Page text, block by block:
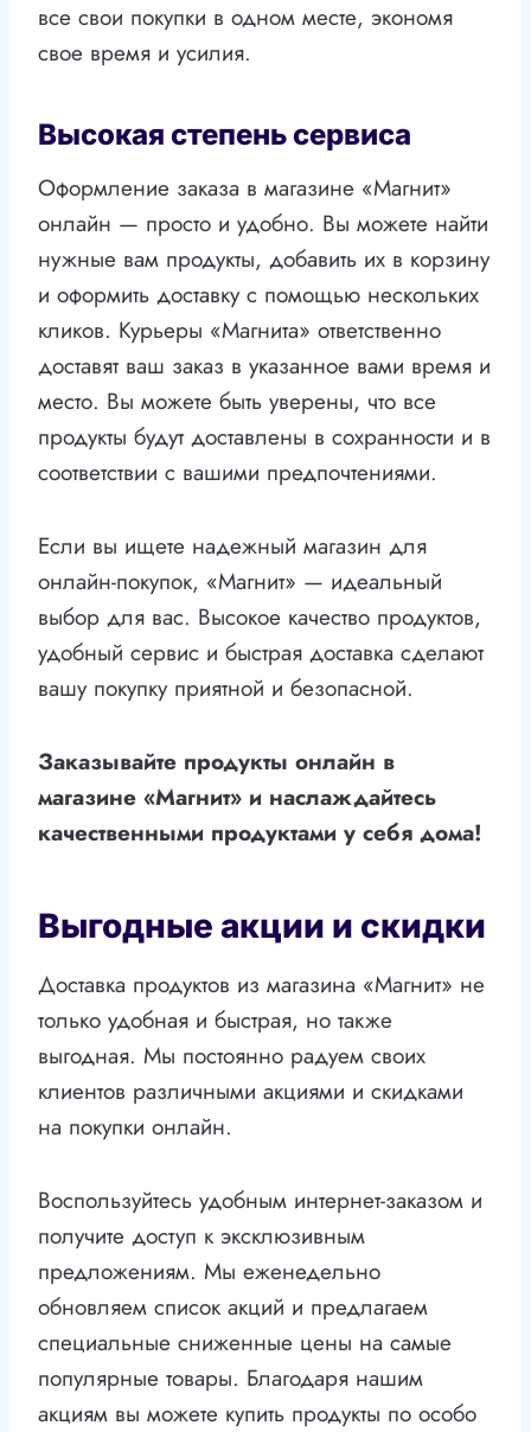
все свои покупки в одном месте, экономя
свое время и усилия.
Высокая степень сервиса
Оформление заказа в магазине «Магнит»
онлайн — просто и удобно. Вы можете найти
нужные вам продукты, добавить их в корзину
и оформить доставку с помощью нескольких
кликов. Курьеры «Магнита» ответственно
доставят ваш заказ в указанное вами время и
место. Вы можете быть уверены, что все
продукты будут доставлены в сохранности и в
соответствии с вашими предпочтениями.
Если вы ищете надежный магазин для
онлайн-покупок, «Магнит» — идеальный
выбор для вас. Высокое качество продуктов,
удобный сервис и быстрая доставка сделают
вашу покупку приятной и безопасной.
Заказывайте продукты онлайн в
магазине «Магнит» и наслаждайтесь
качественными продуктами у себя дома!
Выгодные акции и скидки
Доставка продуктов из магазина «Магнит» не
только удобная и быстрая, но также
выгодная. Мы постоянно радуем своих
клиентов различными акциями и скидками
на покупки онлайн.
Воспользуйтесь удобным интернет-заказом и
получите доступ к эксклюзивным
предложениям. Мы еженедельно
обновляем список акций и предлагаем
специальные сниженные цены на самые
популярные товары. Благодаря нашим
акциям вы можете купить продукты по особо